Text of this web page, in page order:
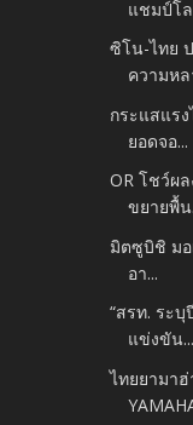
แชมป์โ
ซิโน-ไทย
ความหล
กระแสแร
ยอดจอ...
OR โชว์ผ
ขยายพื้น
มิตซูบิชิ มอ
อา...
“สรท. ระ
แข่งขัน...
ไทยยามา